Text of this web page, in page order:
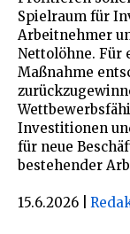
Spielraum für
Arbeitnehmer
Nettolöhne. Für
Maßnahme
Investitionen
für neue
bestehender
15.6.2026